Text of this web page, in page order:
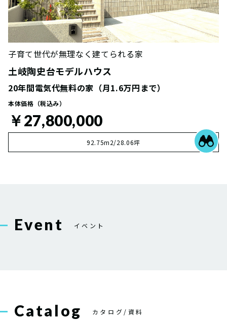
子育て世代が無理なく建てられる家
土岐陶史台モデルハウス
20年間電気代無料の家（月1.6万円まで）
本体価格（税込み）
￥27,800,000
92.75m2/28.06坪
Event イベント
Catalog カタログ/資料